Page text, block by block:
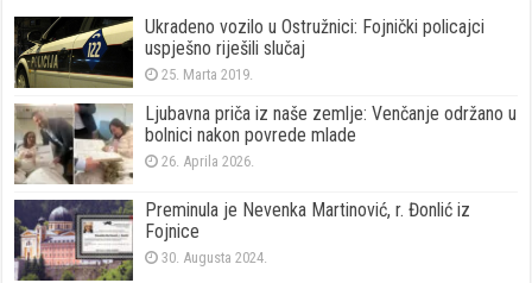
Ukradeno vozilo u Ostružnici: Fojnički policajci
uspješno riješili slučaj
25. Marta 2019.
Ljubavna priča iz naše zemlje: Venčanje održano u
bolnici nakon povrede mlade
26. Aprila 2026.
Preminula je Nevenka Martinović, r. Đonlić iz
Fojnice
30. Augusta 2024.